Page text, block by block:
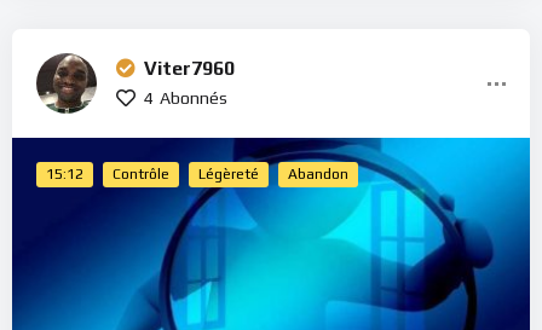
Viter7960
4 Abonnés
15:12 Contrôle Légèreté Abandon